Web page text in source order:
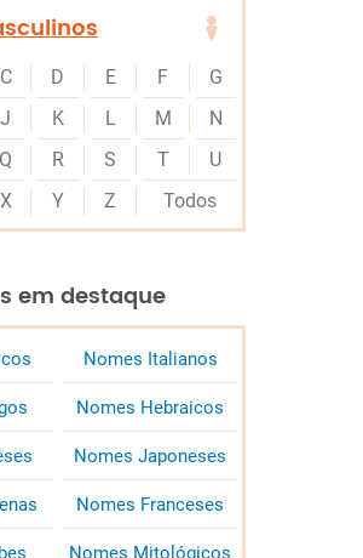
C D E F
G
J K L M
N
Q R S T
U
X Y Z Todos
em destaque
Nomes Italianos
Nomes Hebraicos
Nomes Japoneses
Nomes Franceses
Nomes Mitológicos